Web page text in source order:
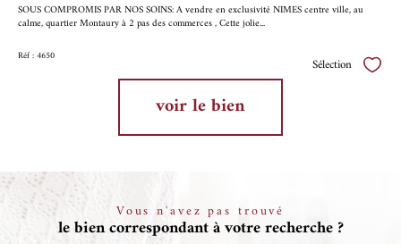
SOUS COMPROMIS PAR NOS SOINS: A vendre en exclusivité NIMES centre ville, au
calme, quartier Montaury à 2 pas des commerces , Cette jolie...
Réf : 4650 Sélection
voir le bien
Vous n'avez pas trouvé
le bien correspondant à votre recherche ?